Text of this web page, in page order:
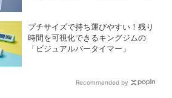
プチサイズで持ち運びやすい！残り
時間を可視化できるキングジムの
「ビジュアルバータイマー」
Recommended by